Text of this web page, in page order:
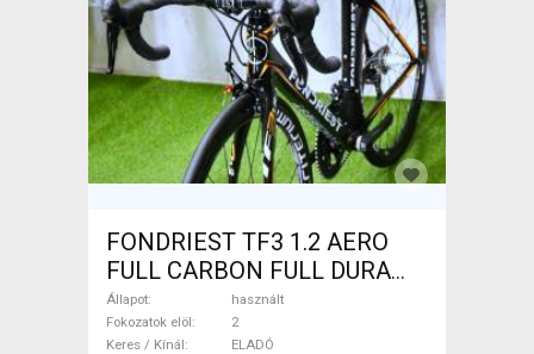
FONDRIEST TF3 1.2 AERO
FULL CARBON FULL DURA
ACE Országúti patkófék
használt ELADÓ
Állapot
használt
Fokozatok elöl
2
Keres / Kínál
ELADÓ